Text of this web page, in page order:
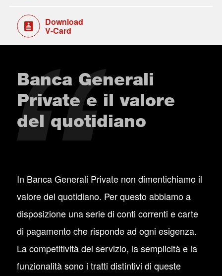
Download
V-Card
Banca Generali
Private e il valore
del quotidiano
In Banca Generali Private non dimentichiamo il
valore del quotidiano. Per questo abbiamo a
disposizione una serie di conti correnti e carte
di pagamento che risponde ad ogni esigenza.
La competitività del servizio, la semplicità e la
funzionalità sono i tratti distintivi di queste